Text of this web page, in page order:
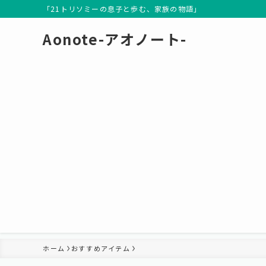
「21トリソミーの息子と歩む、家族の物語」
Aonote-アオノート-
ホーム おすすめアイテム